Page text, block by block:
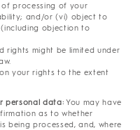
processing of your
and/or (vi) object to
objection to
rights might be limited under
your rights to the extent
personal data: You may have
as to whether
being processed, and, where